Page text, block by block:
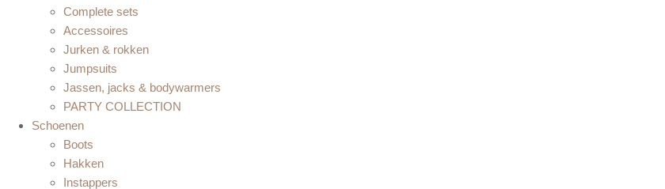
Complete sets
Accessoires
Jurken & rokken
Jumpsuits
Jassen, jacks & bodywarmers
PARTY COLLECTION
Schoenen
Boots
Hakken
Instappers